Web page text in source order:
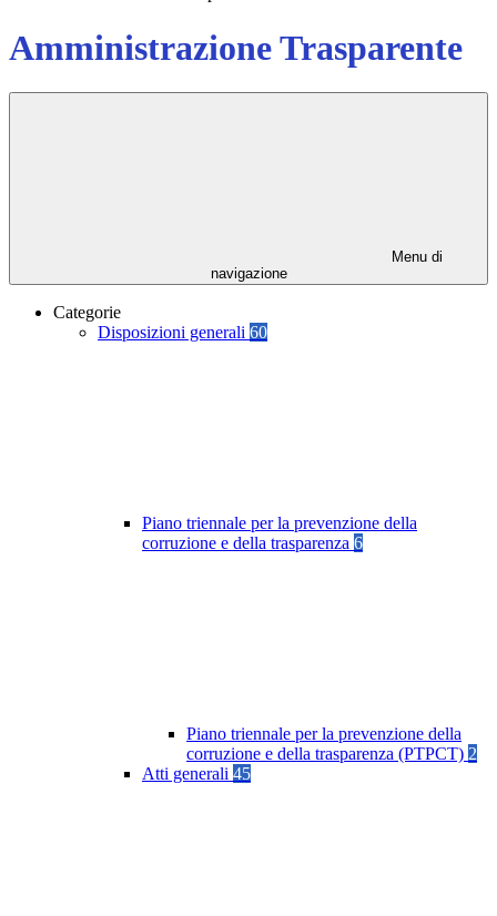
Amministrazione Trasparente
Menu di
navigazione
Categorie
Disposizioni generali 60
Piano triennale per la prevenzione della
corruzione e della trasparenza 6
Piano triennale per la prevenzione della
corruzione e della trasparenza (PTPCT) 2
Atti generali 45